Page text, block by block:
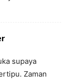
supaya
Zaman